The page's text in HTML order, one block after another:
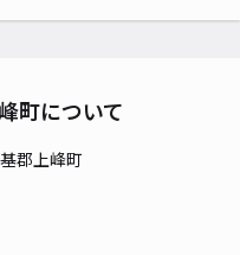
町について
郡上峰町